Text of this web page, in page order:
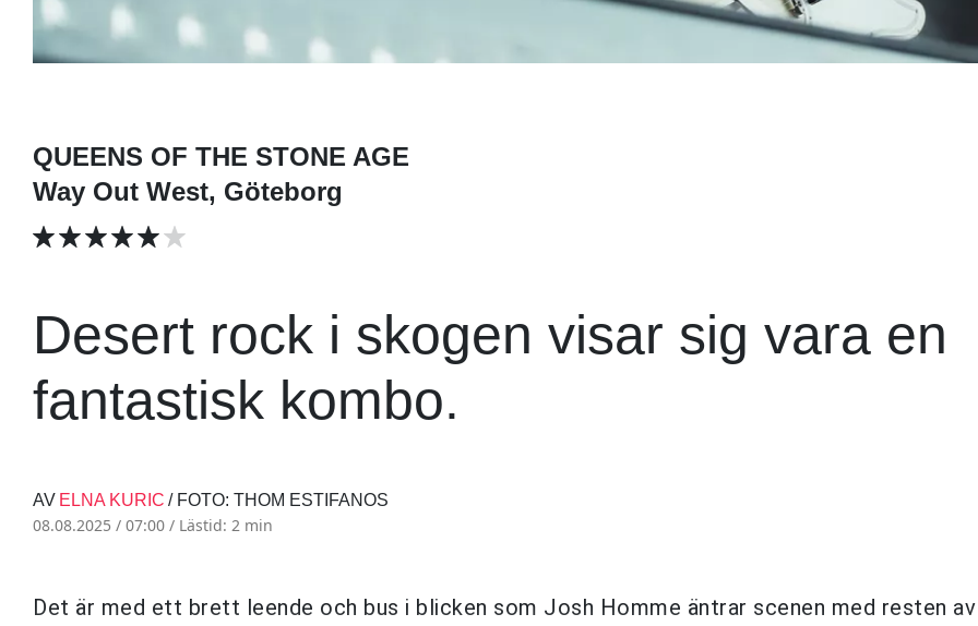
QUEENS OF THE STONE AGE
Way Out West, Göteborg
Desert rock i skogen visar sig vara en
fantastisk kombo.
AV ELNA KURIC / FOTO: THOM ESTIFANOS
08.08.2025 / 07:00 / Lästid: 2 min
Det är med ett brett leende och bus i blicken som Josh Homme äntrar scenen med resten